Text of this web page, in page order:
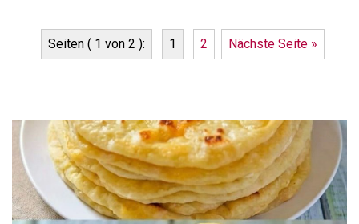
Seiten ( 1 von 2 ): 1 2 Nächste Seite »